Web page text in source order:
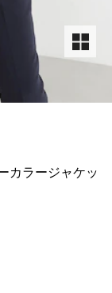
カラージャケッ